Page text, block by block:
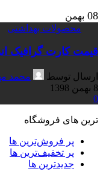
08 بهمن
محصولات بهداشتی
قیمت کارت گرافیک
ارسال توسط
محمد
8 بهمن 1398
0
ترین های فروشگاه
پر فروش‌ترین ها
پر تخفیف‌ترین ها
جدیدترین ها